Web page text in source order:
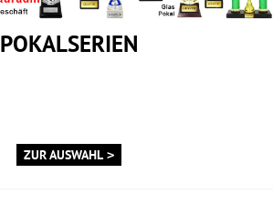
POKALSERIEN
ZUR AUSWAHL